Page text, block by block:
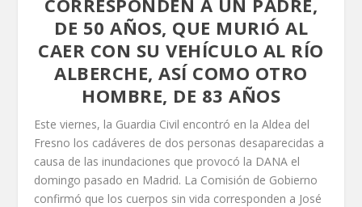
DE 50 AÑOS, QUE MURIÓ AL
CAER CON SU VEHÍCULO AL RÍO
ALBERCHE, ASÍ COMO OTRO
HOMBRE, DE 83 AÑOS
Este viernes, la Guardia Civil encontró en la Aldea del
Fresno los cadáveres de dos personas desaparecidas a
causa de las inundaciones que provocó la DANA el
domingo pasado en Madrid. La Comisión de Gobierno
confirmó que los cuerpos sin vida corresponden a José